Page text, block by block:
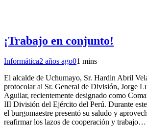
¡Trabajo en conjunto!
Informática2 años ago01 mins
El alcalde de Uchumayo, Sr. Hardin Abril
protocolar al Sr. General de División, Jorge
Aguilar, recientemente designado como
III División del Ejército del Perú. Durante
el burgomaestre presentó su saludo y
reafirmar los lazos de cooperación y trabajo…